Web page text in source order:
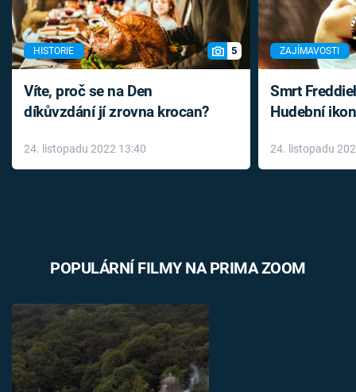
HISTORIE 5
Víte, proč se na Den
díkůvzdání jí zrovna krocan?
24. listopadu 2022 13:40
ZAJÍMAVOSTI
Smrt
Hudební
léky
24. listopadu
POPULÁRNÍ FILMY NA PRIMA ZOOM